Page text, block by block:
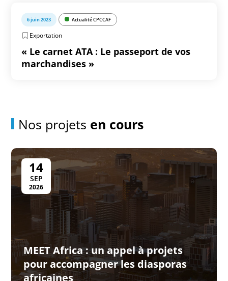
6 juin 2023 Actualité CPCCAF
Exportation
« Le carnet ATA : Le passeport de vos
marchandises »
Nos projets en cours
14
SEP
2026
MEET Africa : un appel à projets
pour accompagner les diasporas
africaines